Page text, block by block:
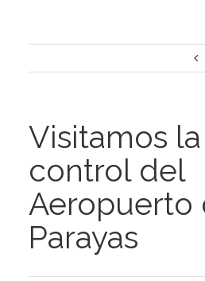
Visitamos
control del
Aeropuerto
Parayas